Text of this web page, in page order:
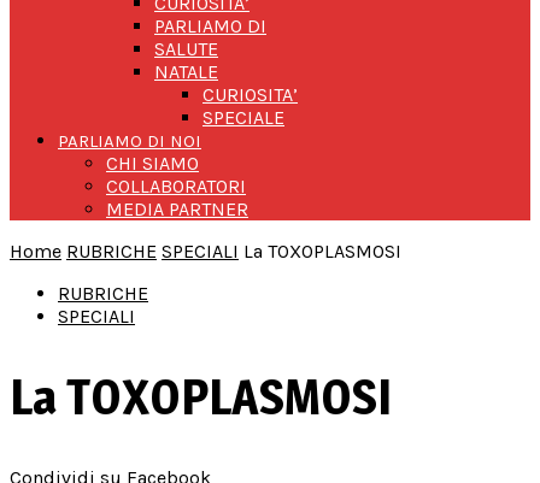
PARLIAMO DI
SALUTE
NATALE
CURIOSITA’
SPECIALE
PARLIAMO DI NOI
CHI SIAMO
COLLABORATORI
MEDIA PARTNER
Home RUBRICHE SPECIALI La TOXOPLASMOSI
RUBRICHE
SPECIALI
La TOXOPLASMOSI
Condividi su Facebook